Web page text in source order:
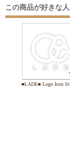
この商品が好きな
■LADE■ Logo Icon